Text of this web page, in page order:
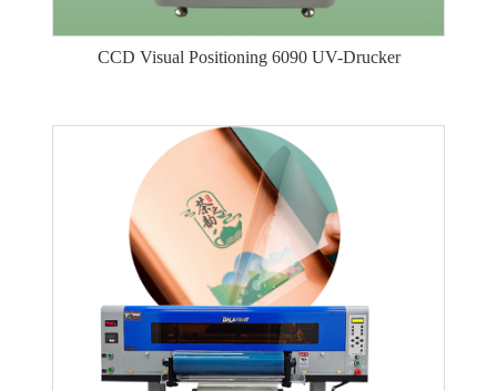
CCD Visual Positioning 6090 UV-Drucker